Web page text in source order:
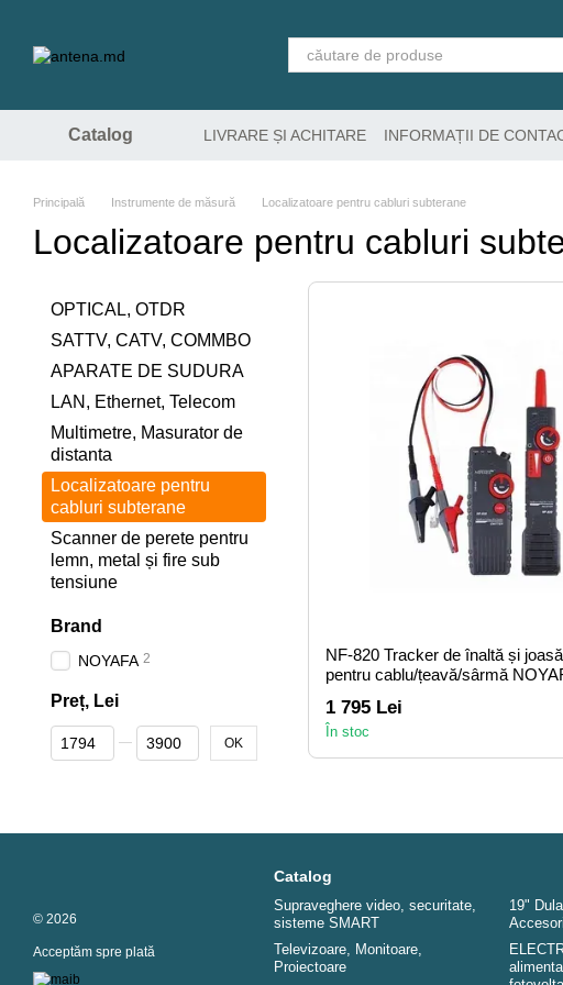
Catalog LIVRARE ȘI ACHITARE INFORMAȚII DE
Principală Instrumente de măsură Localizatoare pentru cabluri subterane
Localizatoare pentru cabluri
NF-820 Tracker de înaltă și
pentru cablu/țeavă/sârmă
1 795 Lei
În stoc
OPTICAL, OTDR
SATTV, CATV, COMMBO
APARATE DE SUDURA
LAN, Ethernet, Telecom
Multimetre, Masurator de
distanta
Localizatoare pentru
cabluri subterane
Scanner de perete pentru
lemn, metal și fire sub
tensiune
Brand
NOYAFA 2
Preț, Lei
De la Preț, Lei
Până la Preț, Lei OK
© 2026
Acceptăm spre plată
Catalog
Supraveghere video, securitate,
sisteme SMART
Televizoare, Monitoare,
Proiectoare
19"